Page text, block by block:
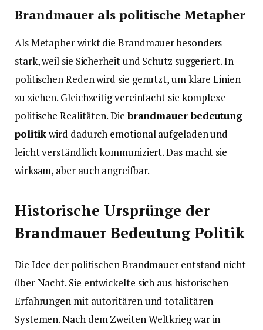
Brandmauer als politische Metapher
Als Metapher wirkt die Brandmauer besonders
stark, weil sie Sicherheit und Schutz suggeriert. In
politischen Reden wird sie genutzt, um klare Linien
zu ziehen. Gleichzeitig vereinfacht sie komplexe
politische Realitäten. Diebrandmauer bedeutung
politikwird dadurch emotional aufgeladen und
leicht verständlich kommuniziert. Das macht sie
wirksam, aber auch angreifbar.
Historische Ursprünge der
Brandmauer Bedeutung Politik
Die Idee der politischen Brandmauer entstand nicht
über Nacht. Sie entwickelte sich aus historischen
Erfahrungen mit autoritären und totalitären
Systemen. Nach dem Zweiten Weltkrieg war in